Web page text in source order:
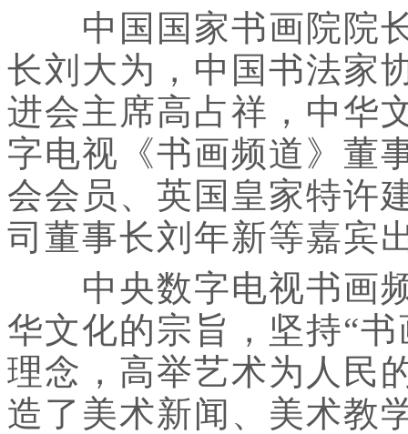
中国国家书画院院长
长刘大为，中国书法家
进会主席高占祥，中华
字电视《书画频道》董
会会员、英国皇家特许
司董事长刘年新等嘉宾
中央数字电视书画频
华文化的宗旨，坚持“
理念，高举艺术为人民
造了美术新闻、美术教